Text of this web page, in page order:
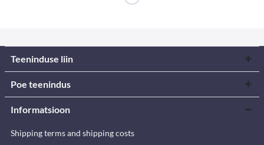
Teeninduse liin
Poe teenindus
Informatsioon
Shipping terms and shipping costs